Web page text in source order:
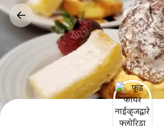
कंटेंटवर
जा